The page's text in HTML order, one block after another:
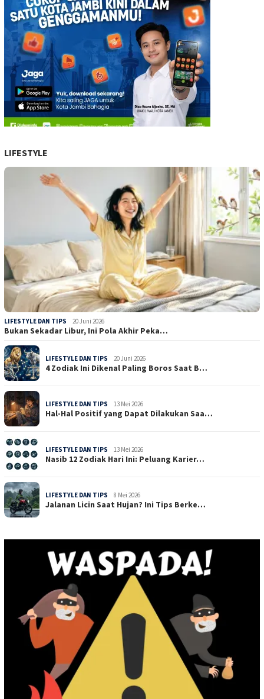
LIFESTYLE
LIFESTYLE DAN TIPS 20 Juni 2026
Bukan Sekadar Libur, Ini Pola Akhir Peka…
LIFESTYLE DAN TIPS 20 Juni 2026
4 Zodiak Ini Dikenal Paling Boros Saat B…
LIFESTYLE DAN TIPS 13 Mei 2026
Hal-Hal Positif yang Dapat Dilakukan Saa…
LIFESTYLE DAN TIPS 13 Mei 2026
Nasib 12 Zodiak Hari Ini: Peluang Karier…
LIFESTYLE DAN TIPS 8 Mei 2026
Jalanan Licin Saat Hujan? Ini Tips Berke…